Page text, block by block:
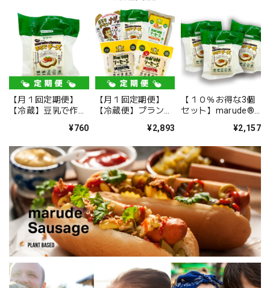
2回目の注文です。 夫が大好きなのでリピートしました！ お
いしかったです!
marude®︎チーズ！セミハードタイプ 500g 業務用ブロック
2023/07/29
初めて食べてからリピートしてます
【冷凍便のみ】marude®︎チキンフィレ・Marude Chik'n 500ｇ（バルクパック/ Bulk Type）１００％プラントベースチキン・Plant-based Chik'n
2023/06/12
これは美味しかった チキンです
marude®︎チーズ！セミハードタイプ 500g 業務用ブロック
2023/06/12
【月１回定期便】
【冷蔵】豆乳で作っ
ズ セミハードタイ
Cheese (Soy
Cheese) / Semi-
hard Type 250g
¥760
【月１回定期便】
【冷蔵便】プラント
¥2,893
【１０％お得な3個
セット】marude®︎
Cheese) / Semi-
hard Type 250g x 3
Block Set
¥2,157